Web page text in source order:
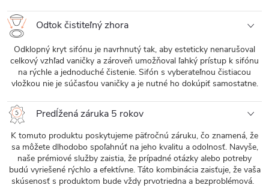
Odtok čistiteľný zhora
Odklopný kryt sifónu je navrhnutý tak, aby esteticky nenarušoval
celkový vzhľad vaničky a zároveň umožňoval ľahký prístup k sifónu
na rýchle a jednoduché čistenie. Sifón s vyberateľnou čistiacou
vložkou nie je súčasťou vaničky a je nutné ho dokúpiť samostatne.
Predĺžená záruka 5 rokov
K tomuto produktu poskytujeme päťročnú záruku, čo znamená, že
sa môžete dlhodobo spoľahnúť na jeho kvalitu a odolnosť. Navyše,
naše prémiové služby zaistia, že prípadné otázky alebo potreby
budú vyriešené rýchlo a efektívne. Táto kombinácia zaisťuje, že vaša
skúsenosť s produktom bude vždy prvotriedna a bezproblémová.